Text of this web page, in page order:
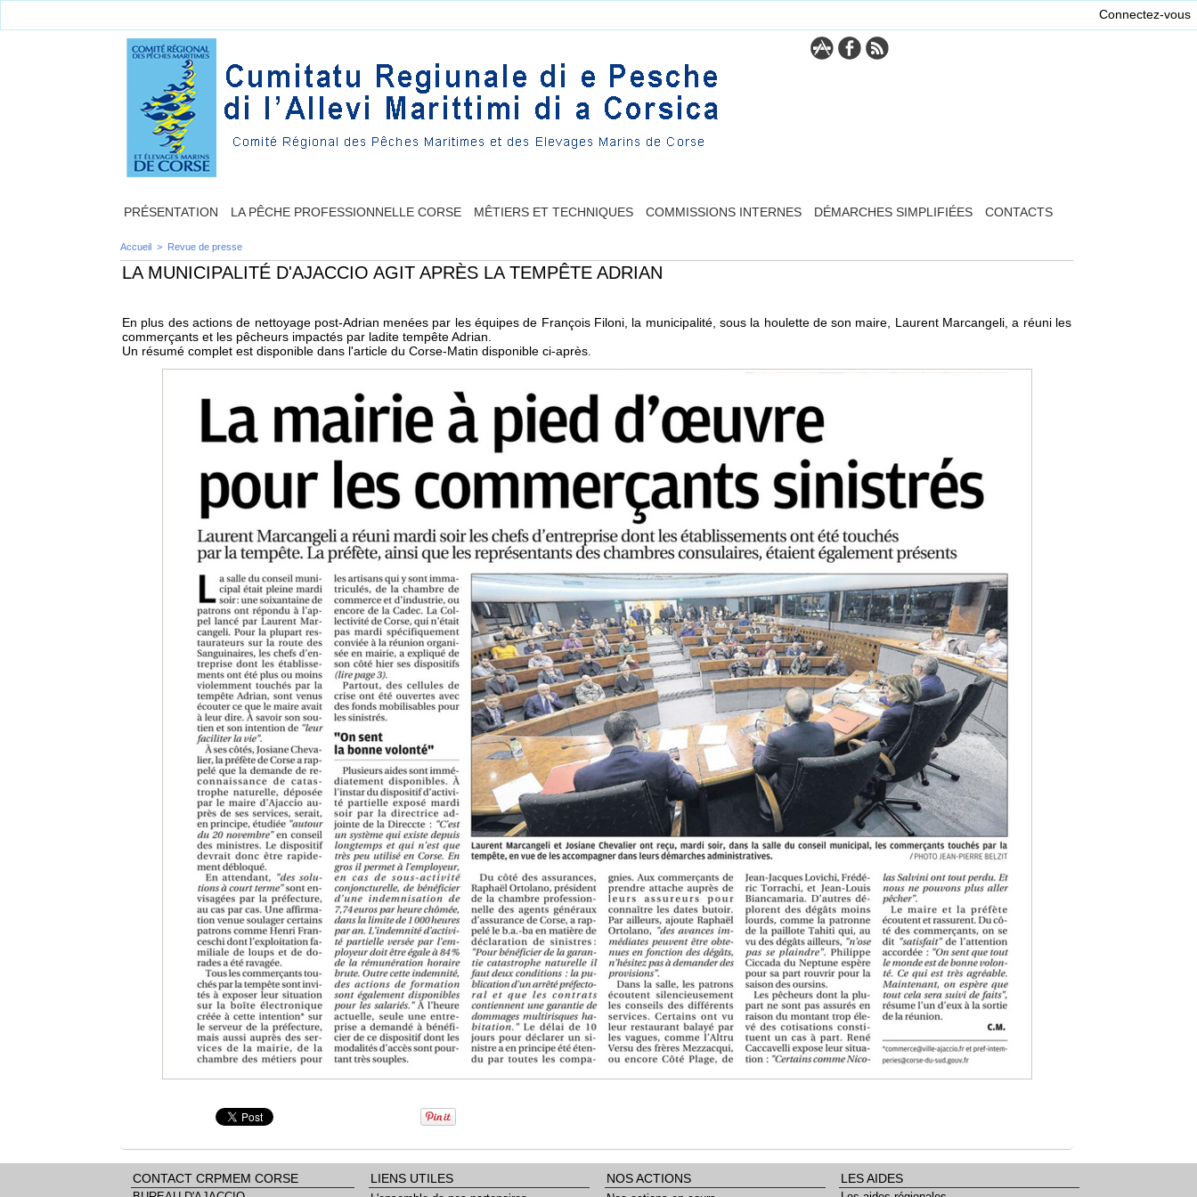
Connectez-vous
PRÉSENTATION LA PÊCHE PROFESSIONNELLE CORSE MÊTIERS ET TECHNIQUES COMMISSIONS INTERNES DÉMARCHES SIMPLIFIÉES CONTACTS
Accueil > Revue de presse
LA MUNICIPALITÉ D'AJACCIO AGIT APRÈS LA TEMPÊTE ADRIAN
En plus des actions de nettoyage post-Adrian menées par les équipes de François Filoni, la municipalité, sous la houlette de son maire, Laurent Marcangeli, a réuni les
commerçants et les pêcheurs impactés par ladite tempête Adrian.
Un résumé complet est disponible dans l'article du Corse-Matin disponible ci-après.
CONTACT CRPMEM CORSE LIENS UTILES NOS ACTIONS LES AIDES